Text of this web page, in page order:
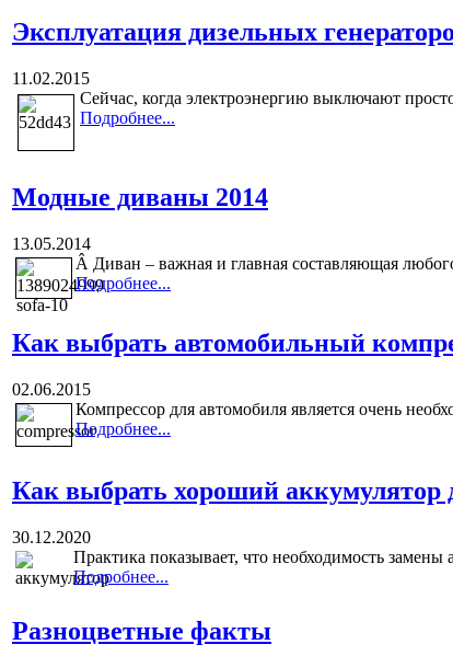
Эксплуатация дизельных
11.02.2015
Сейчас, когда электроэнергию выключают
Подробнее...
Модные диваны 2014
13.05.2014
Â Диван – важная и главная составляющая
Подробнее...
Как выбрать автомобильный
02.06.2015
Компрессор для автомобиля является очень
Подробнее...
Как выбрать хороший аккумулятор
30.12.2020
Практика показывает, что необходимость
Подробнее...
Разноцветные факты